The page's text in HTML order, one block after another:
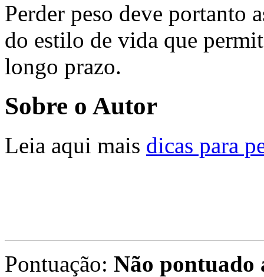
Perder peso deve portanto
do estilo de vida que
longo prazo.
Sobre o Autor
Leia aqui mais dicas para
Pontuação: Não pontuado